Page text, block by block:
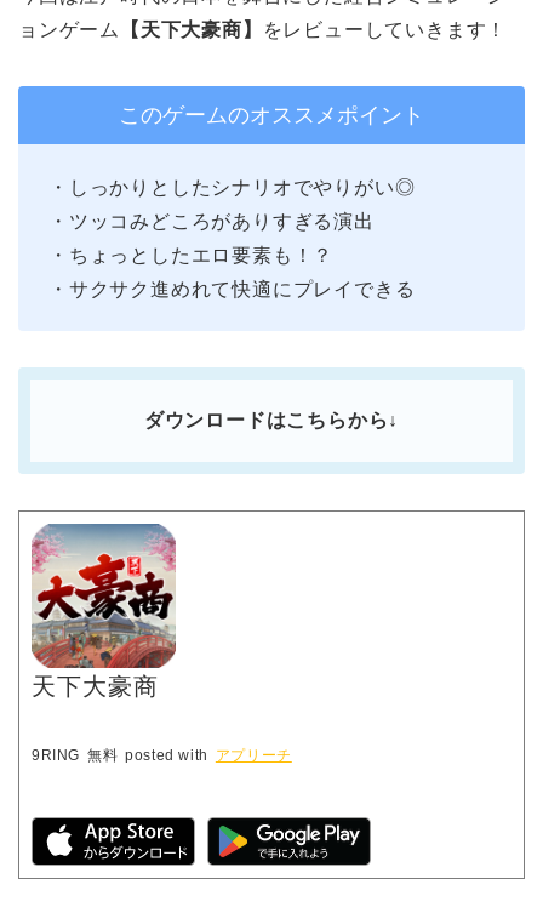
ョンゲーム
【天下大豪商】 をレビューしていきます！
このゲームのオススメポイント
・しっかりとしたシナリオでやりがい◎
・ツッコみどころがありすぎる演出
・ちょっとしたエロ要素も！？
・サクサク進めれて快適にプレイできる
ダウンロードはこちらから↓
天下大豪商
9RING 無料 posted with アプリーチ